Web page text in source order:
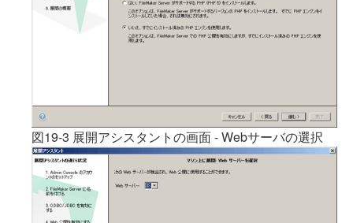
図19-3 展開アシスタントの画面 - Webサーバの選択